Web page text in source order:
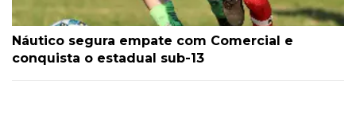
Náutico segura empate com Comercial e
conquista o estadual sub-13